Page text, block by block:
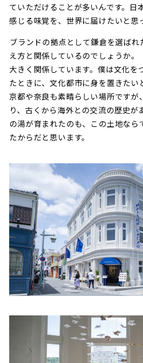
ていただけることが多いんです。日
感じる味覚を、世界に届けたいと思
――ブランドの拠点として鎌倉を選ば
え方と関係しているのでしょうか。
大きく関係しています。僕は文化を
たときに、文化都市に身を置きたい
京都や奈良も素晴らしい場所ですが
り、古くから海外との交流の歴史が
の湯が育まれたのも、この土地なら
たからだと思います。